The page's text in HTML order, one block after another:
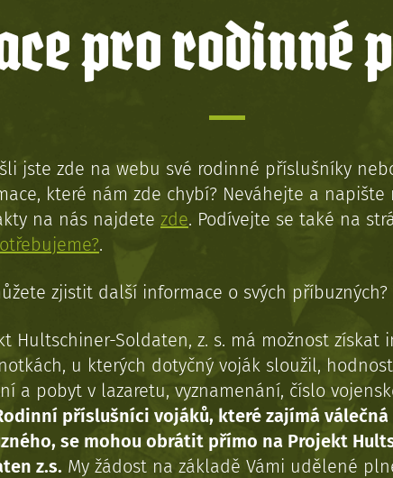
pro rodinné
jste zde na webu své rodinné příslušníky
které nám zde chybí? Neváhejte a napište
na nás najdete zde. Podívejte se také na
.
zjistit další informace o svých příbuzných?
Hultschiner-Soldaten, z. s. má možnost získat
u kterých dotyčný voják sloužil,
a pobyt v lazaretu, vyznamenání, číslo
příslušníci vojáků, které zajímá
se mohou obrátit přímo na Projekt
z.s. My žádost na základě Vámi udělené